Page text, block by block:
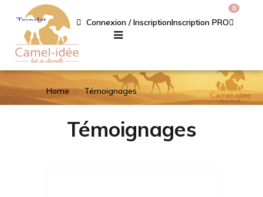
Connexion / InscriptionInscription PRO
0
Home Témoignages
Témoignages